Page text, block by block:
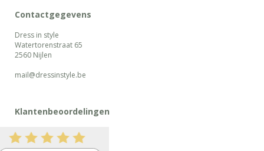
Contactgegevens
Dress in style
Watertorenstraat 65
2560 Nijlen
mail@dressinstyle.be
Klantenbeoordelingen